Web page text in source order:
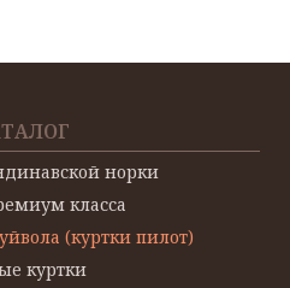
норки
класса
(куртки пилот)
куртки